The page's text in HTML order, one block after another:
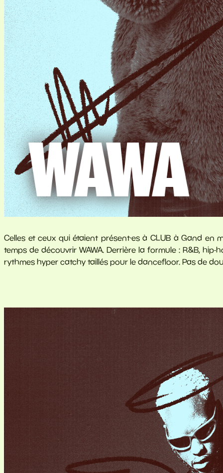
Celles et ceux qui étaient présent·es à CLUB à Gand en
temps de découvrir WAWA. Derrière la formule : R&B,
rythmes hyper catchy taillés pour le dancefloor. Pas de